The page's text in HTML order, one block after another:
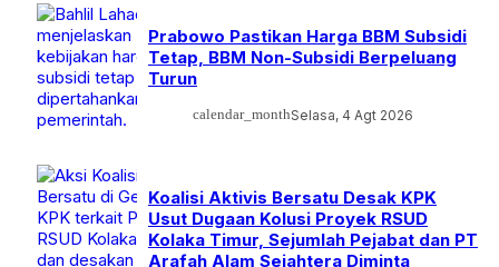
Prabowo Pastikan Harga BBM Subsidi
Tetap, BBM Non-Subsidi Berpeluang
Turun
calendar_monthSelasa, 4 Agt 2026
Koalisi Aktivis Bersatu Desak KPK
Usut Dugaan Kolusi Proyek RSUD
Kolaka Timur, Sejumlah Pejabat dan PT
Arafah Alam Sejahtera Diminta